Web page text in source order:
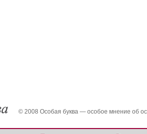
© 2008 Особая буква — особое мнение об